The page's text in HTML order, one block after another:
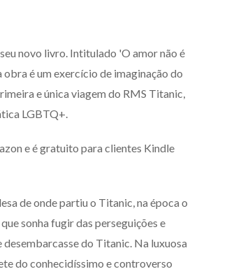
novo livro. Intitulado 'O amor não é
é um exercício de imaginação do
e única viagem do RMS Titanic,
LGBTQ+.
e é gratuito para clientes Kindle
de onde partiu o Titanic, na época o
sonha fugir das perseguições e
do Titanic. Na luxuosa
do conhecidíssimo e controverso